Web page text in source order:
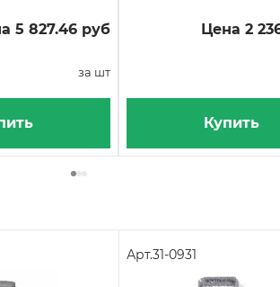
5 827.46 руб
за шт
Цена 2
Купить
Арт.31-0931